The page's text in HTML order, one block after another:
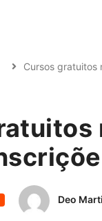
Cursos gratuitos
Deo